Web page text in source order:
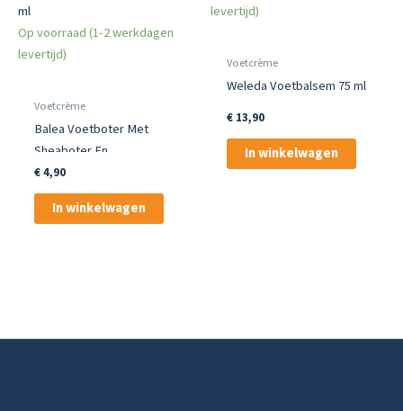
Op voorraad (1-2 werkdagen
levertijd)
Voetcrème
Balea Voetboter Met
Sheaboter En
Perzikpitolie 150 ml
€4,90
In winkelwagen
levertijd)
Voetcrème
Weleda Voetbalsem 75 ml
€13,90
In winkelwagen